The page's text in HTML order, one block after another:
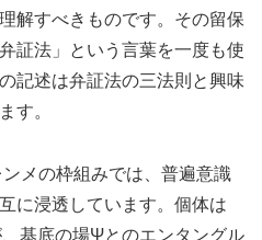
解すべきものです。その留保
証法」という言葉を一度も使
記述は弁証法の三法則と興味
す。
ンメの枠組みでは、普遍意識
に浸透しています。個体は
基底の場Ψとのエンタングル